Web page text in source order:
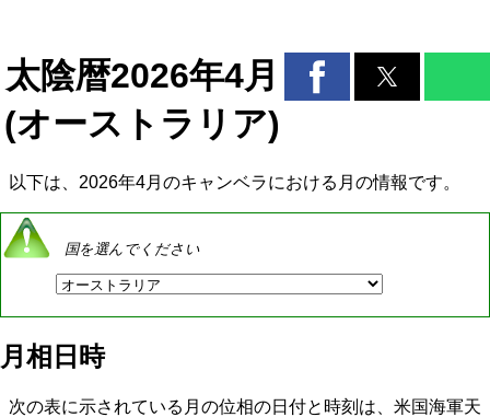
太陰暦2026年4月
(オーストラリア)
以下は、2026年4月のキャンベラにおける月の情報です。
国を選んでください
月相日時
次の表に示されている月の位相の日付と時刻は、米国海軍天